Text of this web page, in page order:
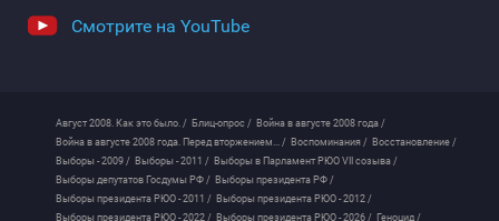
Смотрите на YouTube
Август 2008. Как это было. / Блиц-опрос / Война в августе 2008 года /
Война в августе 2008 года. Перед вторжением... / Воспоминания / Восстановление /
Выборы - 2009 / Выборы - 2011 / Выборы в Парламент РЮО VII созыва /
Выборы депутатов Госдумы РФ / Выборы президента РФ /
Выборы президента РЮО - 2011 / Выборы президента РЮО - 2012 /
Выборы президента РЮО - 2022 / Выборы президента РЮО - 2026 / Геноцид /